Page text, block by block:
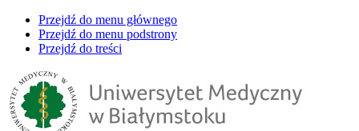
Przejdź do menu głównego
Przejdź do menu podstrony
Przejdź do treści